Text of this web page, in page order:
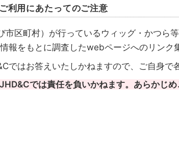
利用にあたってのご注意
市区町村）が行っているウィッグ・かつら
報をもとに調査したwebページへのリンク
ではお答えいたしかねますので、ご自身で
では責任を負いかねます。あらかじめ